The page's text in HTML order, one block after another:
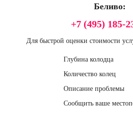
Беливо:
+7 (495) 185-
Для быстрой оценки стоимости
Глубина колодца
Количество колец
Описание проблемы
Сообщить ваше